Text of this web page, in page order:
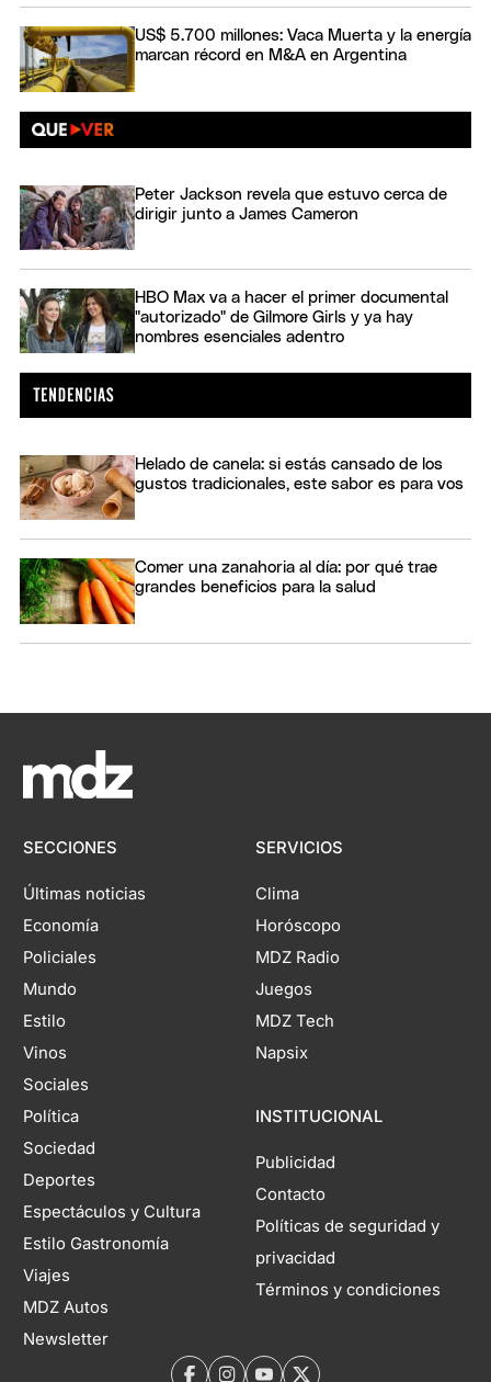
US$ 5.700 millones: Vaca Muerta y la energía
marcan récord en M&A en Argentina
Peter Jackson revela que estuvo cerca de
dirigir junto a James Cameron
HBO Max va a hacer el primer documental
"autorizado" de Gilmore Girls y ya hay
nombres esenciales adentro
Helado de canela: si estás cansado de los
gustos tradicionales, este sabor es para vos
Comer una zanahoria al día: por qué trae
grandes beneficios para la salud
SECCIONES
Últimas noticias
Economía
Policiales
Mundo
Estilo
Vinos
Sociales
Política
Sociedad
Deportes
Espectáculos y Cultura
Estilo Gastronomía
Viajes
MDZ Autos
Newsletter
SERVICIOS
Clima
Horóscopo
MDZ Radio
Juegos
MDZ Tech
Napsix
INSTITUCIONAL
Publicidad
Contacto
Políticas de seguridad y
privacidad
Términos y condiciones